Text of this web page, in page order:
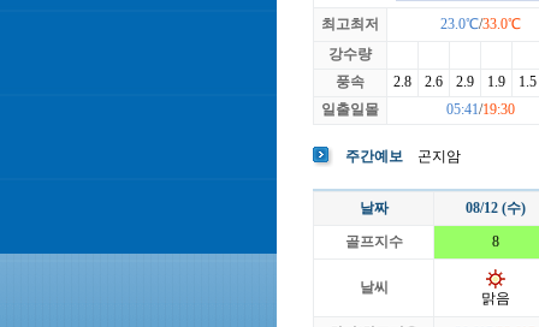
최고최저 23.0℃/33.0℃
강수량
풍속
2.8 2.6 2.9 1.9
1.5
일출일몰
05:41/19:30
주간예보 곤지암
날짜
08/12 (수)
골프지수
8
날씨
맑음